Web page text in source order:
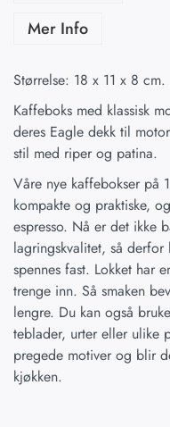
Mer Info
Størrelse: 18 x 11 x 8 cm.
Kaffeboks med klassisk
deres Eagle dekk til
stil med riper og patina.
Våre nye kaffebokser på
kompakte og praktiske,
espresso. Nå er det ikke
lagringskvalitet, så
spennes fast. Lokket har
trenge inn. Så smaken
lengre. Du kan også
teblader, urter eller ulike
pregede motiver og blir
kjøkken.